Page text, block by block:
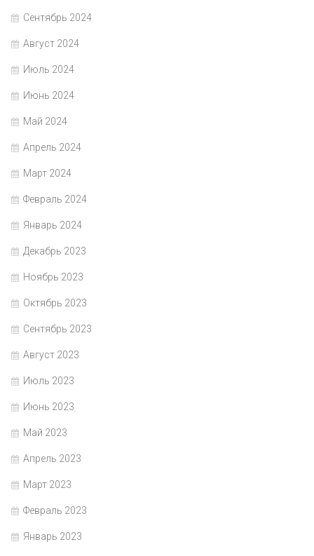
Сентябрь 2024
Август 2024
Июль 2024
Июнь 2024
Май 2024
Апрель 2024
Март 2024
Февраль 2024
Январь 2024
Декабрь 2023
Ноябрь 2023
Октябрь 2023
Сентябрь 2023
Август 2023
Июль 2023
Июнь 2023
Май 2023
Апрель 2023
Март 2023
Февраль 2023
Январь 2023